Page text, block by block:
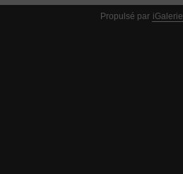
Propulsé par iGalerie